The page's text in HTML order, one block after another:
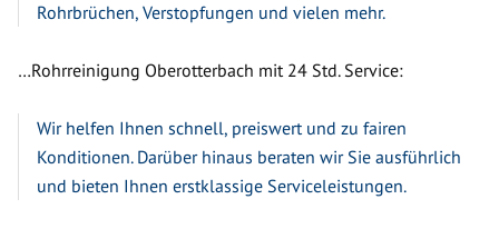
Rohrbrüchen, Verstopfungen und vielen mehr.
…Rohrreinigung Oberotterbach mit 24 Std. Service:
Wir helfen Ihnen schnell, preiswert und zu fairen
Konditionen. Darüber hinaus beraten wir Sie ausführlich
und bieten Ihnen erstklassige Serviceleistungen.